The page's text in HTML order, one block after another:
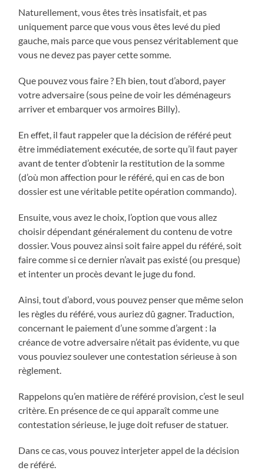
Naturellement, vous êtes très insatisfait, et pas
uniquement parce que vous vous êtes levé du pied
gauche, mais parce que vous pensez véritablement que
vous ne devez pas payer cette somme.
Que pouvez vous faire ? Eh bien, tout d’abord, payer
votre adversaire (sous peine de voir les déménageurs
arriver et embarquer vos armoires Billy).
En effet, il faut rappeler que la décision de référé peut
être immédiatement exécutée, de sorte qu’il faut payer
avant de tenter d’obtenir la restitution de la somme
(d’où mon affection pour le référé, qui en cas de bon
dossier est une véritable petite opération commando).
Ensuite, vous avez le choix, l’option que vous allez
choisir dépendant généralement du contenu de votre
dossier. Vous pouvez ainsi soit faire appel du référé, soit
faire comme si ce dernier n’avait pas existé (ou presque)
et intenter un procès devant le juge du fond.
Ainsi, tout d’abord, vous pouvez penser que même selon
les règles du référé, vous auriez dû gagner. Traduction,
concernant le paiement d’une somme d’argent : la
créance de votre adversaire n’était pas évidente, vu que
vous pouviez soulever une contestation sérieuse à son
règlement.
Rappelons qu’en matière de référé provision, c’est le seul
critère. En présence de ce qui apparaît comme une
contestation sérieuse, le juge doit refuser de statuer.
Dans ce cas, vous pouvez interjeter appel de la décision
de référé.